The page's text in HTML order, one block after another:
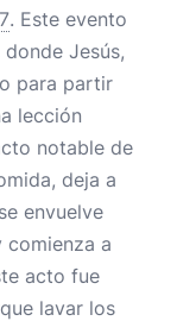
. Este evento
Jesús,
para partir
lección
notable de
deja a
envuelve
comienza a
acto fue
lavar los